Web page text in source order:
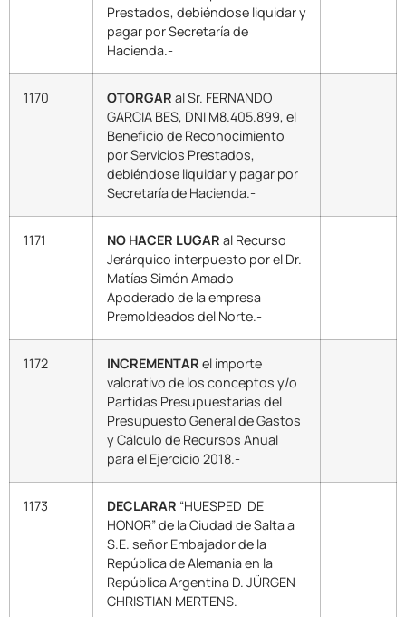
Prestados, debiéndose liquidar y
pagar por Secretaría de
Hacienda.-
1170 OTORGAR al Sr. FERNANDO
GARCIA BES, DNI M8.405.899, el
Beneficio de Reconocimiento
por Servicios Prestados,
debiéndose liquidar y pagar por
Secretaría de Hacienda.-
1171 NO HACER LUGAR al Recurso
Jerárquico interpuesto por el Dr.
Matías Simón Amado –
Apoderado de la empresa
Premoldeados del Norte.-
1172 INCREMENTAR el importe
valorativo de los conceptos y/o
Partidas Presupuestarias del
Presupuesto General de Gastos
y Cálculo de Recursos Anual
para el Ejercicio 2018.-
1173 DECLARAR “HUESPED DE
HONOR” de la Ciudad de Salta a
S.E. señor Embajador de la
República de Alemania en la
República Argentina D. JÜRGEN
CHRISTIAN MERTENS.-